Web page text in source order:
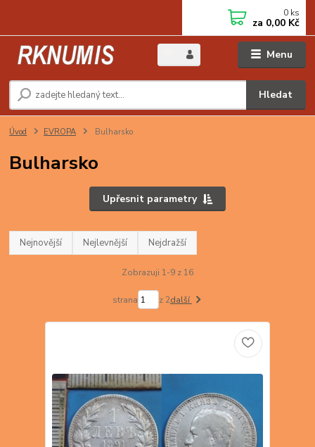
Menu
Hledat
0 ks
za 0,00 Kč
Úvod EVROPA Bulharsko
Bulharsko
Upřesnit parametry
Nejnovější Nejlevnější Nejdražší
Zobrazuji 1-9 z 16
strana z 2další